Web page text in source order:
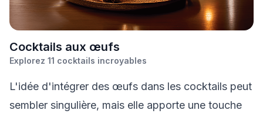
Cocktails aux œufs
Explorez 11 cocktails incroyables
L'idée d'intégrer des œufs dans les cocktails peut
sembler singulière, mais elle apporte une touche